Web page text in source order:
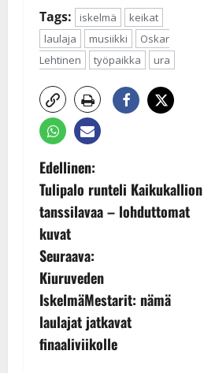
Tags: iskelmä
keikat
laulaja
musiikki
Oskar
Lehtinen
työpaikka ura
P
o
s
t
n
a
Edellinen:
Tulipalo runteli Kaikukallion
tanssilavaa – lohduttomat
kuvat
Seuraava:
Kiuruveden
IskelmäMestarit: nämä
laulajat jatkavat
finaaliviikolle